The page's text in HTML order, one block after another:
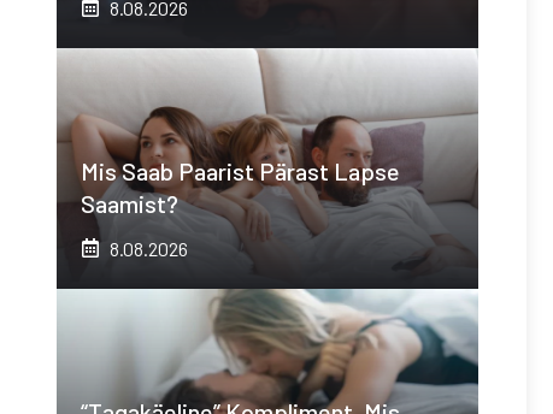
8.08.2026
Mis Saab Paarist Pärast Lapse
Saamist?
8.08.2026